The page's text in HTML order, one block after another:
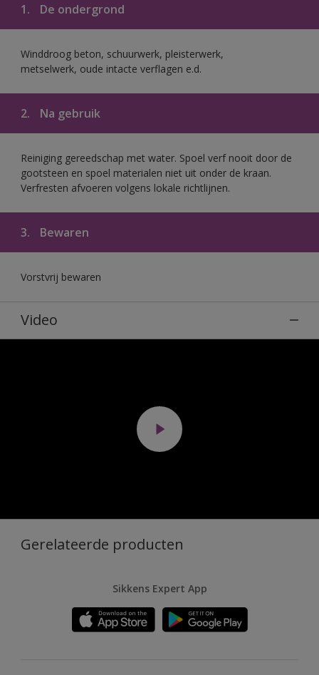
1. De ondergrond
Winddroog beton, schuurwerk, pleisterwerk,
metselwerk, oude intacte verflagen e.d.
2. Na gebruik
Reiniging gereedschap met water. Spoel verf nooit door de
gootsteen en spoel materialen niet uit onder de kraan.
Verfresten afvoeren volgens lokale richtlijnen.
3. Bewaren
Vorstvrij bewaren
Video
Gerelateerde producten
Sikkens Expert App